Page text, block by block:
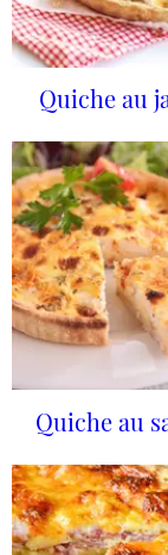
Quiche au
Quiche au